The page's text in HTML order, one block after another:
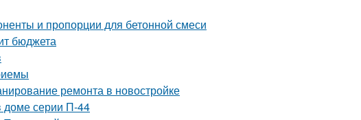
и пропорции для бетонной смеси
бюджета
ремонта в новостройке
доме серии П-44